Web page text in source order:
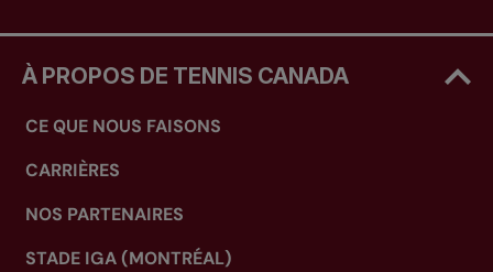
À PROPOS DE TENNIS CANADA
CE QUE NOUS FAISONS
CARRIÈRES
NOS PARTENAIRES
STADE IGA (MONTRÉAL)